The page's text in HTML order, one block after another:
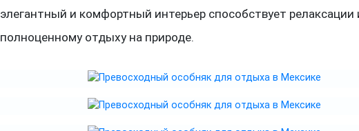
элегантный и комфортный интерьер способствует релаксации
полноценному отдыху на природе.